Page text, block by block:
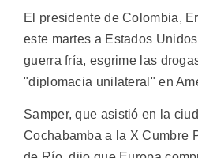
El presidente de Colombia,
este martes a Estados
guerra fría, esgrime las
"diplomacia unilateral" en
Samper, que asistió en la
Cochabamba a la X Cumbre